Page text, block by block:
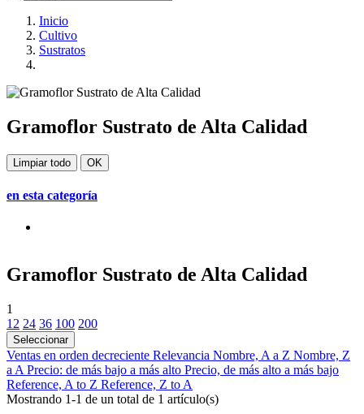
Inicio
Cultivo
Sustratos
Gramoflor Sustrato de Alta Calidad
Limpiar todo OK
en esta categoría
Gramoflor Sustrato de Alta Calidad
1
12 24 36 100 200
Seleccionar
Ventas en orden decreciente Relevancia Nombre, A a Z Nombre, Z
a A Precio: de más bajo a más alto Precio, de más alto a más bajo
Reference, A to Z Reference, Z to A
Mostrando 1-1 de un total de 1 artículo(s)